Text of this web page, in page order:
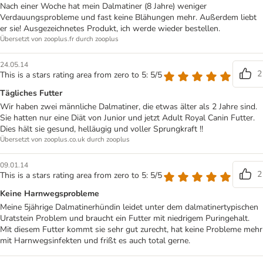
Nach einer Woche hat mein Dalmatiner (8 Jahre) weniger
Verdauungsprobleme und fast keine Blähungen mehr. Außerdem liebt
er sie! Ausgezeichnetes Produkt, ich werde wieder bestellen.
Übersetzt von zooplus.fr durch zooplus
24.05.14
This is a stars rating area from zero to 5: 5/5
2
Tägliches Futter
Wir haben zwei männliche Dalmatiner, die etwas älter als 2 Jahre sind.
Sie hatten nur eine Diät von Junior und jetzt Adult Royal Canin Futter.
Dies hält sie gesund, helläugig und voller Sprungkraft !!
Übersetzt von zooplus.co.uk durch zooplus
09.01.14
This is a stars rating area from zero to 5: 5/5
2
Keine Harnwegsprobleme
Meine 5jährige Dalmatinerhündin leidet unter dem dalmatinertypischen
Uratstein Problem und braucht ein Futter mit niedrigem Puringehalt.
Mit diesem Futter kommt sie sehr gut zurecht, hat keine Probleme mehr
mit Harnwegsinfekten und frißt es auch total gerne.